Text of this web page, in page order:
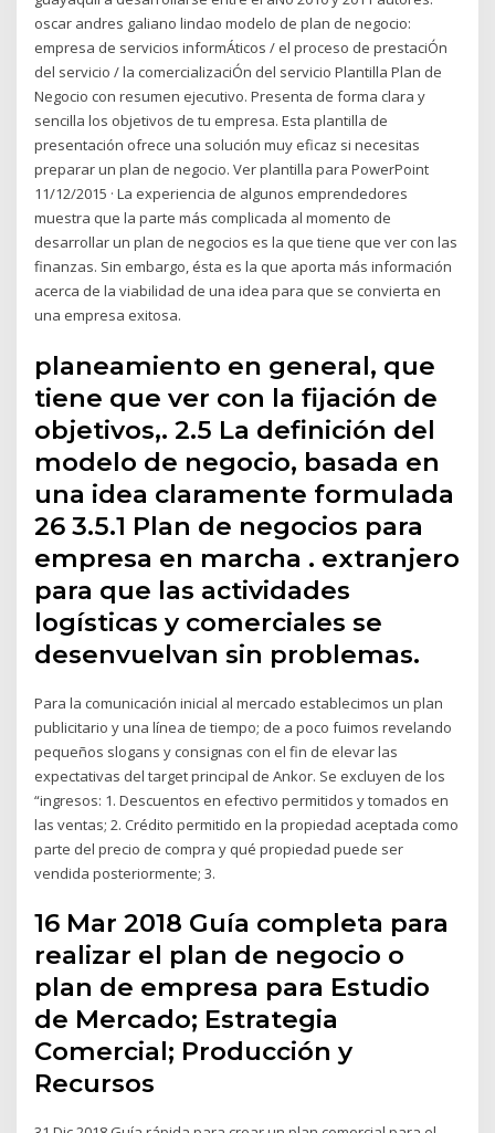
oscar andres galiano lindao modelo de plan de negocio:
empresa de servicios informÁticos / el proceso de prestaciÓn
del servicio / la comercializaciÓn del servicio Plantilla Plan de
Negocio con resumen ejecutivo. Presenta de forma clara y
sencilla los objetivos de tu empresa. Esta plantilla de
presentación ofrece una solución muy eficaz si necesitas
preparar un plan de negocio. Ver plantilla para PowerPoint
11/12/2015 · La experiencia de algunos emprendedores
muestra que la parte más complicada al momento de
desarrollar un plan de negocios es la que tiene que ver con las
finanzas. Sin embargo, ésta es la que aporta más información
acerca de la viabilidad de una idea para que se convierta en
una empresa exitosa.
planeamiento en general, que
tiene que ver con la fijación de
objetivos,. 2.5 La definición del
modelo de negocio, basada en
una idea claramente formulada
26 3.5.1 Plan de negocios para
empresa en marcha . extranjero
para que las actividades
logísticas y comerciales se
desenvuelvan sin problemas.
Para la comunicación inicial al mercado establecimos un plan
publicitario y una línea de tiempo; de a poco fuimos revelando
pequeños slogans y consignas con el fin de elevar las
expectativas del target principal de Ankor. Se excluyen de los
“ingresos: 1. Descuentos en efectivo permitidos y tomados en
las ventas; 2. Crédito permitido en la propiedad aceptada como
parte del precio de compra y qué propiedad puede ser
vendida posteriormente; 3.
16 Mar 2018 Guía completa para
realizar el plan de negocio o
plan de empresa para Estudio
de Mercado; Estrategia
Comercial; Producción y
Recursos